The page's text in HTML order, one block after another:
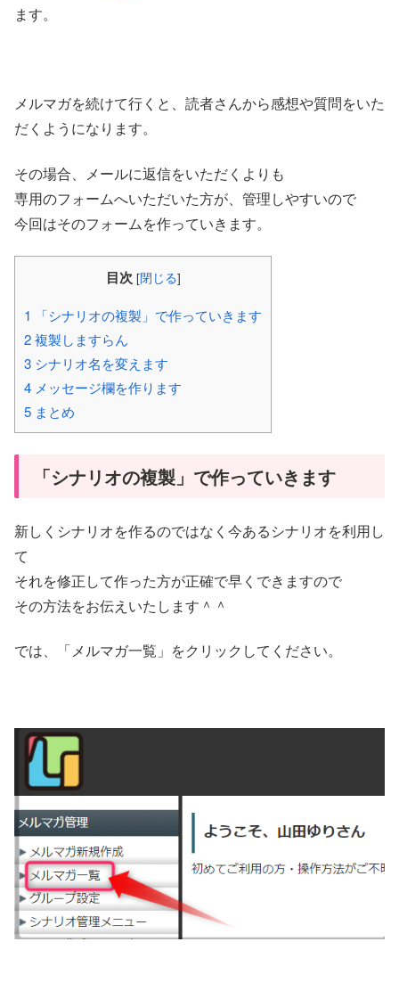
ます。
メルマガを続けて行くと、読者さんから感想や質問をいた
だくようになります。
その場合、メールに返信をいただくよりも
専用のフォームへいただいた方が、管理しやすいので
今回はそのフォームを作っていきます。
目次 [閉じる]
1 「シナリオの複製」で作っていきます
2複製しますらん
3 シナリオ名を変えます
4 メッセージ欄を作ります
5 まとめ
「シナリオの複製」で作っていきます
新しくシナリオを作るのではなく今あるシナリオを利用し
て
それを修正して作った方が正確で早くできますので
その方法をお伝えいたします＾＾
では、「メルマガ一覧」をクリックしてください。